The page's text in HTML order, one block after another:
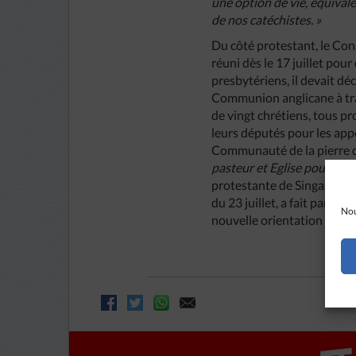
de nos catéchistes. »
Du côté protestant, le
réuni dès le 17 juillet pour
presbytériens, il devait
Communion anglicane à
de vingt chrétiens, tous
leurs députés pour les
Communauté de la pierre
pasteur et Eglise pourra
protestante de Singapour
du 23 juillet, a fait paraître
nouvelle orientation